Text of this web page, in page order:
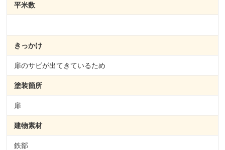
平米数
きっかけ
扉のサビが出てきているため
塗装箇所
扉
建物素材
鉄部